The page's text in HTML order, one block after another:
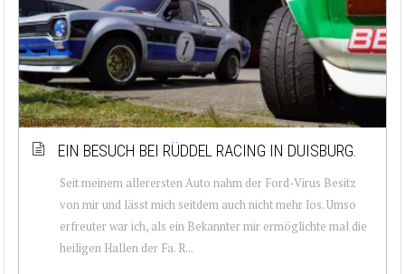
EIN BESUCH BEI RÜDDEL RACING IN DUISBURG.
Seit meinem allerersten Auto nahm der Ford-Virus Besitz
von mir und lässt mich seitdem auch nicht mehr los. Umso
erfreuter war ich, als ein Bekannter mir ermöglichte mal die
heiligen Hallen der Fa. R...